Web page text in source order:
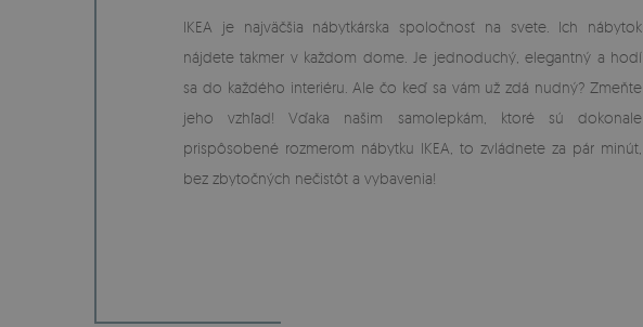
IKEA je najväčšia nábytkárska spoločnosť na svete. Ich nábytok
nájdete takmer v každom dome. Je jednoduchý, elegantný a hodí
sa do každého interiéru. Ale čo keď sa vám už zdá nudný? Zmeňte
jeho vzhľad! Vďaka našim samolepkám, ktoré sú dokonale
prispôsobené rozmerom nábytku IKEA, to zvládnete za pár minút,
bez zbytočných nečistôt a vybavenia!